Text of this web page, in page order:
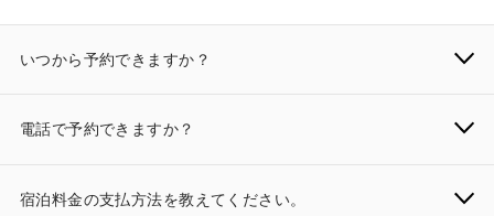
いつから予約できますか？
電話で予約できますか？
宿泊料金の支払方法を教えてください。